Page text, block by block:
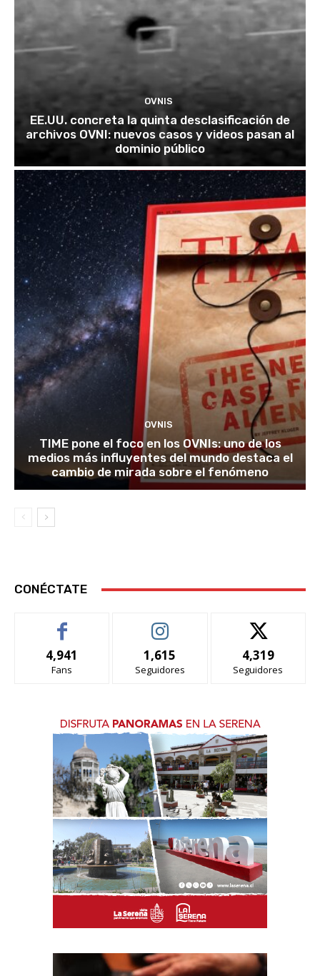
OVNIS
EE.UU. concreta la quinta desclasificación de
archivos OVNI: nuevos casos y videos pasan al
dominio público
OVNIS
TIME pone el foco en los OVNIs: uno de los
medios más influyentes del mundo destaca el
cambio de mirada sobre el fenómeno
CONÉCTATE
4,941
Fans
1,615
Seguidores
4,319
Seguidores